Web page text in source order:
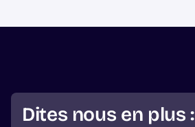
Dites nous en plus :